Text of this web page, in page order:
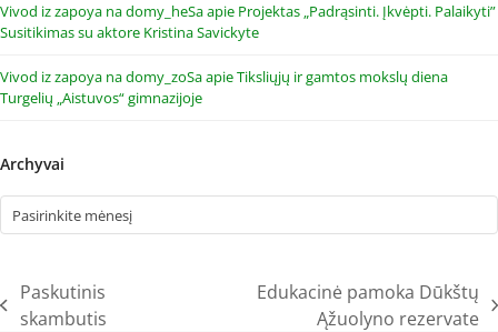
Vivod iz zapoya na domy_heSaapie Projektas „Padrąsinti. Įkvėpti. Palaikyti”
Susitikimas su aktore Kristina Savickyte
Vivod iz zapoya na domy_zoSaapieTiksliųjų ir gamtos mokslų diena
Turgelių „Aistuvos“ gimnazijoje
Archyvai
previous
Paskutinis
skambutis
Edukacinė pamoka Dūkštų
Ąžuolyno rezervate